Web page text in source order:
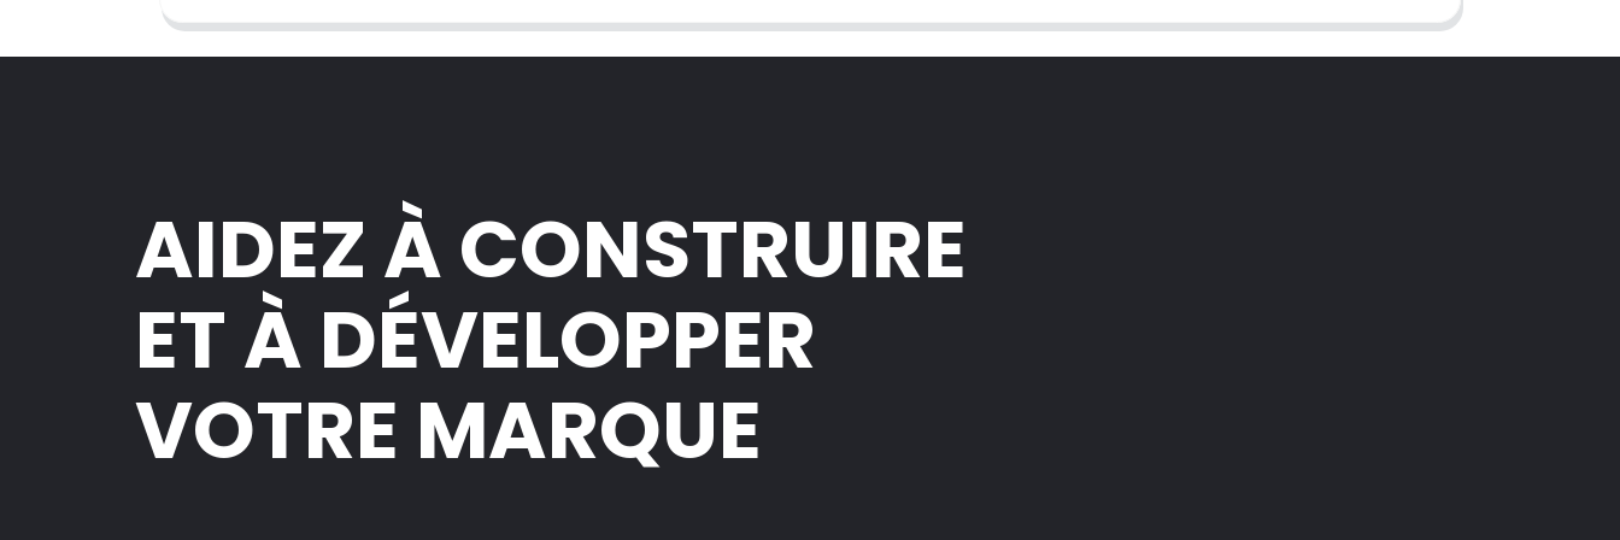
AIDEZ À CONSTRUIRE
ET À DÉVELOPPER
VOTRE MARQUE